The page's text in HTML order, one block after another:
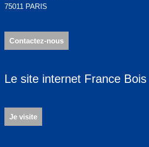
75011 PARIS
Contactez-nous
Le site internet France
Je visite